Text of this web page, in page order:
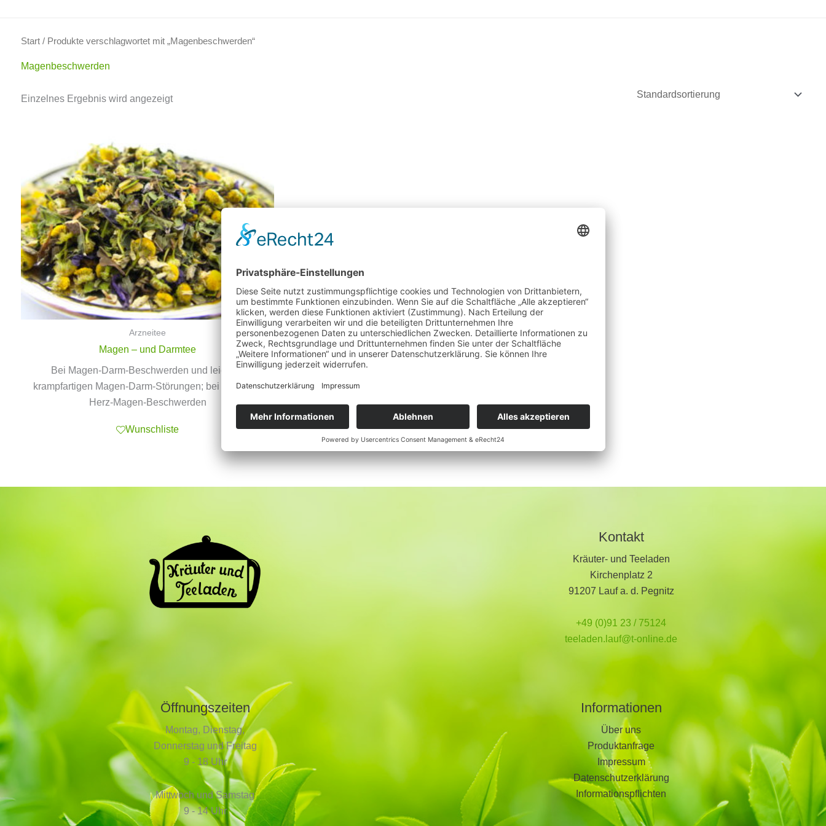
Start / Produkte verschlagwortet mit „Magenbeschwerden“
Magenbeschwerden
Einzelnes Ergebnis wird angezeigt
Arzneitee
Magen – und Darmtee
Bei Magen-Darm-Beschwerden und leichten
krampfartigen Magen-Darm-Störungen; bei nervösen
Herz-Magen-Beschwerden
Wunschliste
Kontakt
Kräuter- und Teeladen
Kirchenplatz 2
91207 Lauf a. d. Pegnitz
+49 (0)91 23 / 75124
teeladen.lauf@t-online.de
Öffnungszeiten
Montag, Dienstag,
Donnerstag und Freitag
9 - 18 Uhr
Mittwoch und Samstag
9 - 14 Uhr
Informationen
Über uns
Produktanfrage
Impressum
Datenschutzerklärung
Informationspflichten